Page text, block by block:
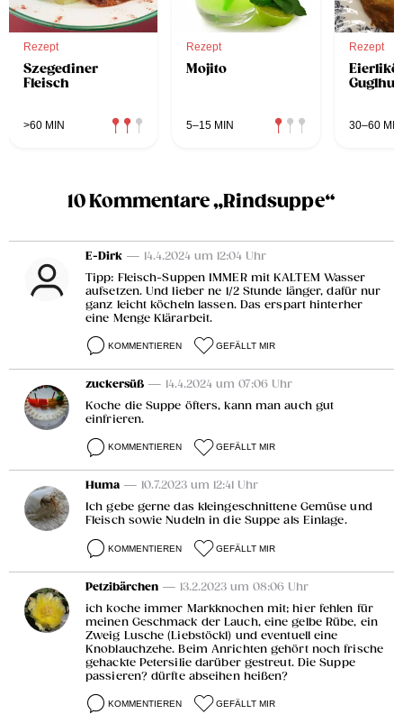
Rezept
Szegediner
Fleisch
>60 MIN
Rezept
Mojito
5–15 MIN
Rezept
30–60 MIN
10 Kommentare „Rindsuppe“
E-Dirk — 14.4.2024 um 12:04 Uhr
Tipp: Fleisch-Suppen IMMER mit KALTEM Wasser
aufsetzen. Und lieber ne 1/2 Stunde länger, dafür nur
ganz leicht köcheln lassen. Das erspart hinterher
eine Menge Klärarbeit.
KOMMENTIEREN GEFÄLLT MIR
zuckersüß — 14.4.2024 um 07:06 Uhr
Koche die Suppe öfters, kann man auch gut
einfrieren.
KOMMENTIEREN GEFÄLLT MIR
Huma — 10.7.2023 um 12:41 Uhr
Ich gebe gerne das kleingeschnittene Gemüse und
Fleisch sowie Nudeln in die Suppe als Einlage.
KOMMENTIEREN GEFÄLLT MIR
Petzibärchen — 13.2.2023 um 08:06 Uhr
ich koche immer Markknochen mit; hier fehlen für
meinen Geschmack der Lauch, eine gelbe Rübe, ein
Zweig Lusche (Liebstöckl) und eventuell eine
Knoblauchzehe. Beim Anrichten gehört noch frische
gehackte Petersilie darüber gestreut. Die Suppe
passieren? dürfte abseihen heißen?
KOMMENTIEREN GEFÄLLT MIR